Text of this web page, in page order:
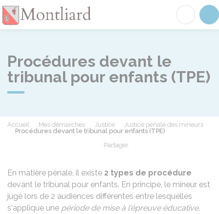
Procédures devant le
tribunal pour enfants (TPE)
Accueil Mes démarches Justice
Justice pénale des mineurs
Procédures devant le tribunal pour enfants (TPE)
Partager
En matière pénale, il existe 2 types de procédure
devant le tribunal pour enfants. En principe, le mineur est
jugé lors de 2 audiences différentes entre lesquelles
s'applique une période de mise à l'épreuve éducative.